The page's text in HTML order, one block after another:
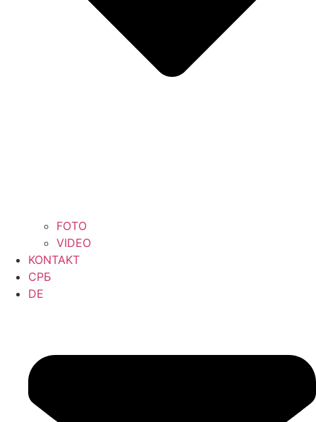
FOTO
VIDEO
KONTAKT
СРБ
DE